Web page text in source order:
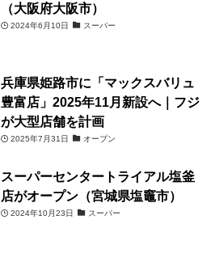
（大阪府大阪市）
2024年6月10日 スーパー
兵庫県姫路市に「マックスバリュ
豊富店」2025年11月新設へ｜フジ
が大型店舗を計画
2025年7月31日 オープン
スーパーセンタートライアル塩釜
店がオープン（宮城県塩竈市）
2024年10月23日 スーパー